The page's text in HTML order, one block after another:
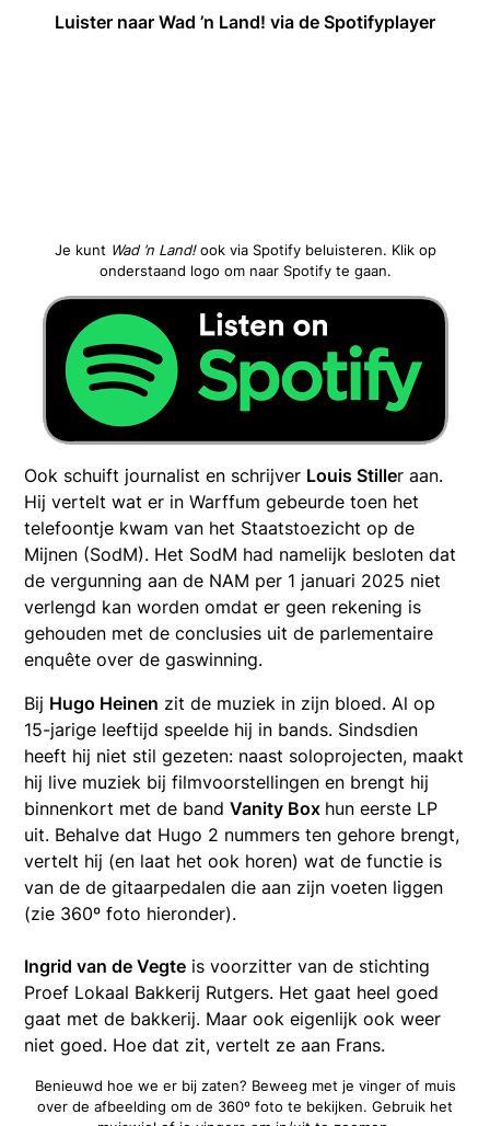
Luister naar Wad ’n Land! via de Spotifyplayer
Je kunt Wad ’n Land!ook via Spotify beluisteren. Klik op
onderstaand logo om naar Spotify te gaan.
Ook schuift journalist en schrijver Louis Stiller aan.
Hij vertelt wat er in Warffum gebeurde toen het
telefoontje kwam van het Staatstoezicht op de
Mijnen (SodM). Het SodM had namelijk besloten dat
de vergunning aan de NAM per 1 januari 2025 niet
verlengd kan worden omdat er geen rekening is
gehouden met de conclusies uit de parlementaire
enquête over de gaswinning.
Bij Hugo Heinen zit de muziek in zijn bloed. Al op
15-jarige leeftijd speelde hij in bands. Sindsdien
heeft hij niet stil gezeten: naast soloprojecten, maakt
hij live muziek bij filmvoorstellingen en brengt hij
binnenkort met de bandVanity Box hun eerste LP
uit. Behalve dat Hugo 2 nummers ten gehore brengt,
vertelt hij (en laat het ook horen) wat de functie is
van de de gitaarpedalen die aan zijn voeten liggen
(zie 360º foto hieronder).
Ingrid van de Vegte is voorzitter van de stichting
Proef Lokaal Bakkerij Rutgers. Het gaat heel goed
gaat met de bakkerij. Maar ook eigenlijk ook weer
niet goed. Hoe dat zit, vertelt ze aan Frans.
Benieuwd hoe we er bij zaten? Beweeg met je vinger of muis
over de afbeelding om de 360º foto te bekijken. Gebruik het